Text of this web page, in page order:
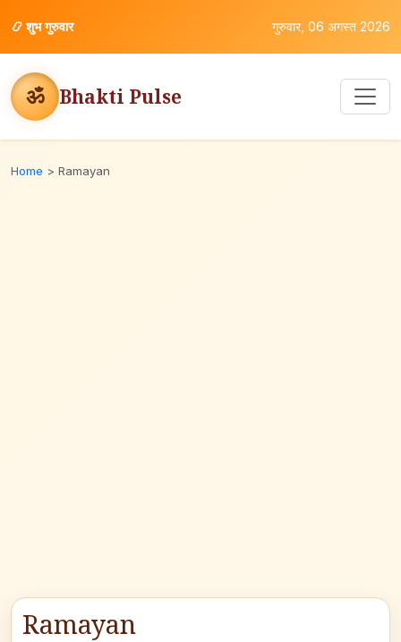
📿शुभ गुरुवार गुरुवार, 06 अगस्त 2026
ॐ Bhakti Pulse
Home > Ramayan
Ramayan